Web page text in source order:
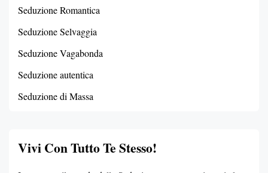
Seduzione Romantica
Seduzione Selvaggia
Seduzione Vagabonda
Seduzione autentica
Seduzione di Massa
Vivi Con Tutto Te Stesso!